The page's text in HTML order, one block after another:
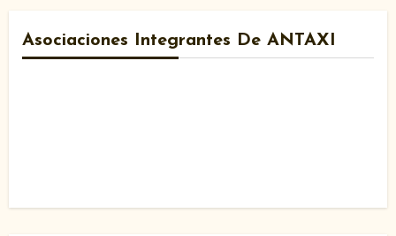
Asociaciones Integrantes De ANTAXI